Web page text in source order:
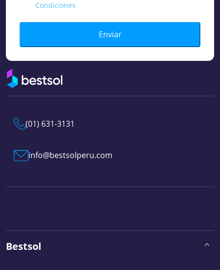
Condiciones
Enviar
(01) 631-3131
info@bestsolperu.com
Bestsol